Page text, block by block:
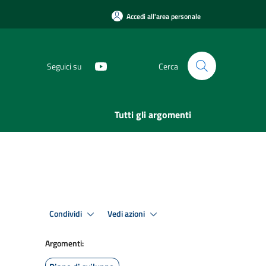
Accedi all'area personale
Seguici su Cerca
Tutti gli argomenti
Condividi Vedi azioni
Argomenti: